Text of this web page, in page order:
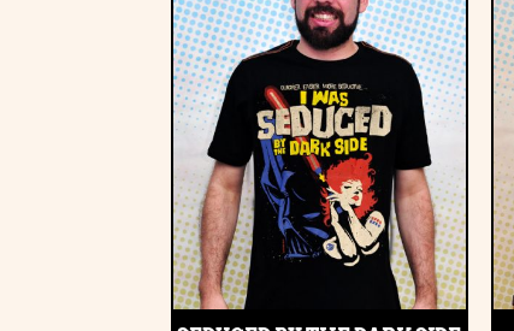
Adicionar
à lista de
desejos